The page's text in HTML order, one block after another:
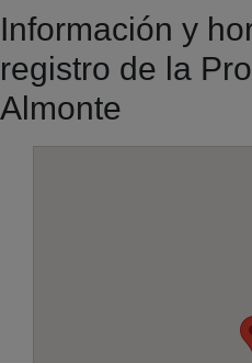
Información y
registro de la
Almonte